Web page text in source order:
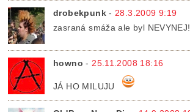
drobekpunk- 28.3.2009 9:19
zasraná smáža ale byl
howno - 25.11.2008 18:16
JÁ HO MILUJU